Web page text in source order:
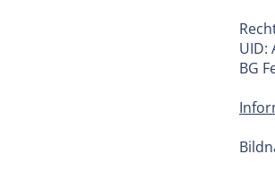
UID:
BG